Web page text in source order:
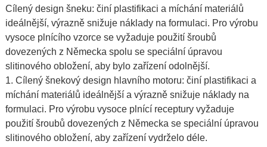
Cílený design šneku: činí plastifikaci a míchání materiálů
ideálnější, výrazně snižuje náklady na formulaci. Pro výrobu
vysoce plnícího vzorce se vyžaduje použití šroubů
dovezených z Německa spolu se speciální úpravou
slitinového obložení, aby bylo zařízení odolnější.
1. Cílený šnekový design hlavního motoru: činí plastifikaci a
míchání materiálů ideálnější a výrazně snižuje náklady na
formulaci. Pro výrobu vysoce plnící receptury vyžaduje
použití šroubů dovezených z Německa se speciální úpravou
slitinového obložení, aby zařízení vydrželo déle.